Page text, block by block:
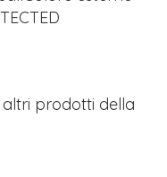
prodotti della